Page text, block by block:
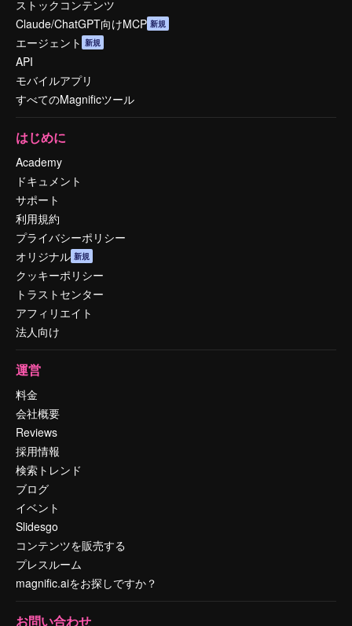
ストックコンテンツ
Claude/ChatGPT向けMCP 新規
エージェント 新規
API
モバイルアプリ
すべてのMagnificツール
はじめに
Academy
ドキュメント
サポート
利用規約
プライバシーポリシー
オリジナル 新規
クッキーポリシー
トラストセンター
アフィリエイト
法人向け
運営
料金
会社概要
Reviews
採用情報
検索トレンド
ブログ
イベント
Slidesgo
コンテンツを販売する
プレスルーム
magnific.aiをお探しですか？
お問い合わせ